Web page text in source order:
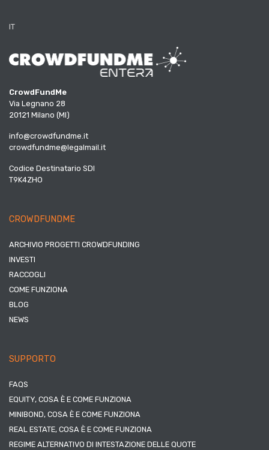
IT
CrowdFundMe
Via Legnano 28
20121 Milano (MI)
info@crowdfundme.it
crowdfundme@legalmail.it
Codice Destinatario SDI
T9K4ZHO
CROWDFUNDME
ARCHIVIO PROGETTI CROWDFUNDING
INVESTI
RACCOGLI
COME FUNZIONA
BLOG
NEWS
SUPPORTO
FAQS
EQUITY, COSA È E COME FUNZIONA
MINIBOND, COSA È E COME FUNZIONA
REAL ESTATE, COSA È E COME FUNZIONA
REGIME ALTERNATIVO DI INTESTAZIONE DELLE QUOTE